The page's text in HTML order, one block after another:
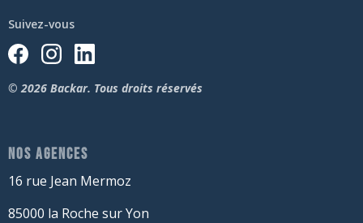
Suivez-vous
© 2026 Backar. Tous droits réservés
NOS AGENCES
16 rue Jean Mermoz
85000 la Roche sur Yon